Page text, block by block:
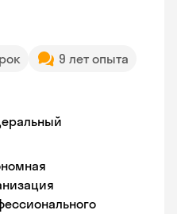
9 лет опыта